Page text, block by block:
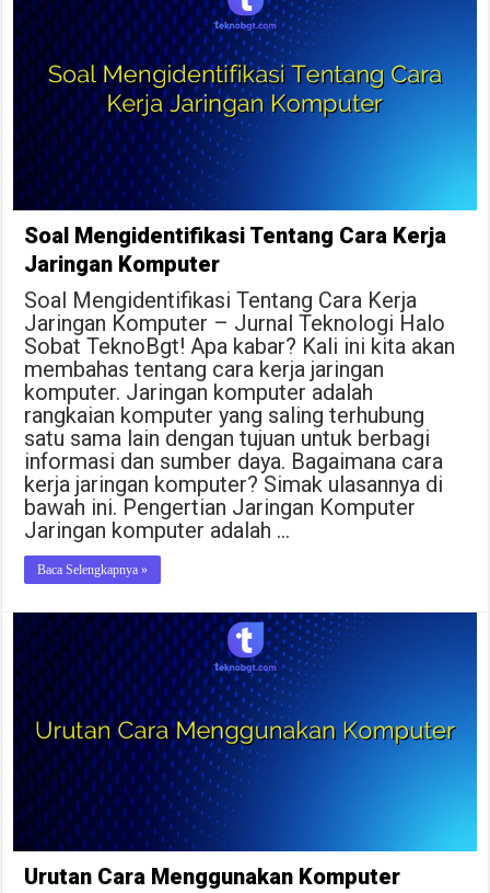
Soal Mengidentifikasi Tentang Cara Kerja
Jaringan Komputer
Soal Mengidentifikasi Tentang Cara Kerja
Jaringan Komputer – Jurnal Teknologi Halo
Sobat TeknoBgt! Apa kabar? Kali ini kita akan
membahas tentang cara kerja jaringan
komputer. Jaringan komputer adalah
rangkaian komputer yang saling terhubung
satu sama lain dengan tujuan untuk berbagi
informasi dan sumber daya. Bagaimana cara
kerja jaringan komputer? Simak ulasannya di
bawah ini. Pengertian Jaringan Komputer
Jaringan komputer adalah …
Baca Selengkapnya »
Urutan Cara Menggunakan Komputer